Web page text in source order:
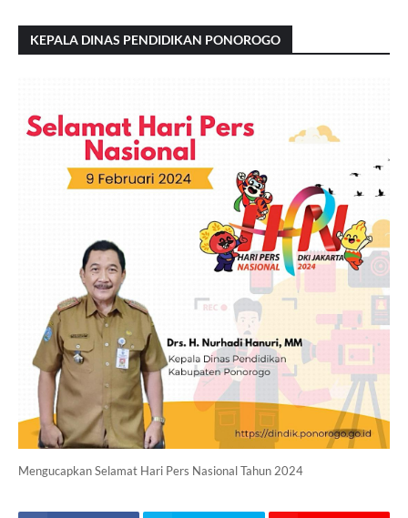
KEPALA DINAS PENDIDIKAN PONOROGO
Mengucapkan Selamat Hari Pers Nasional Tahun 2024